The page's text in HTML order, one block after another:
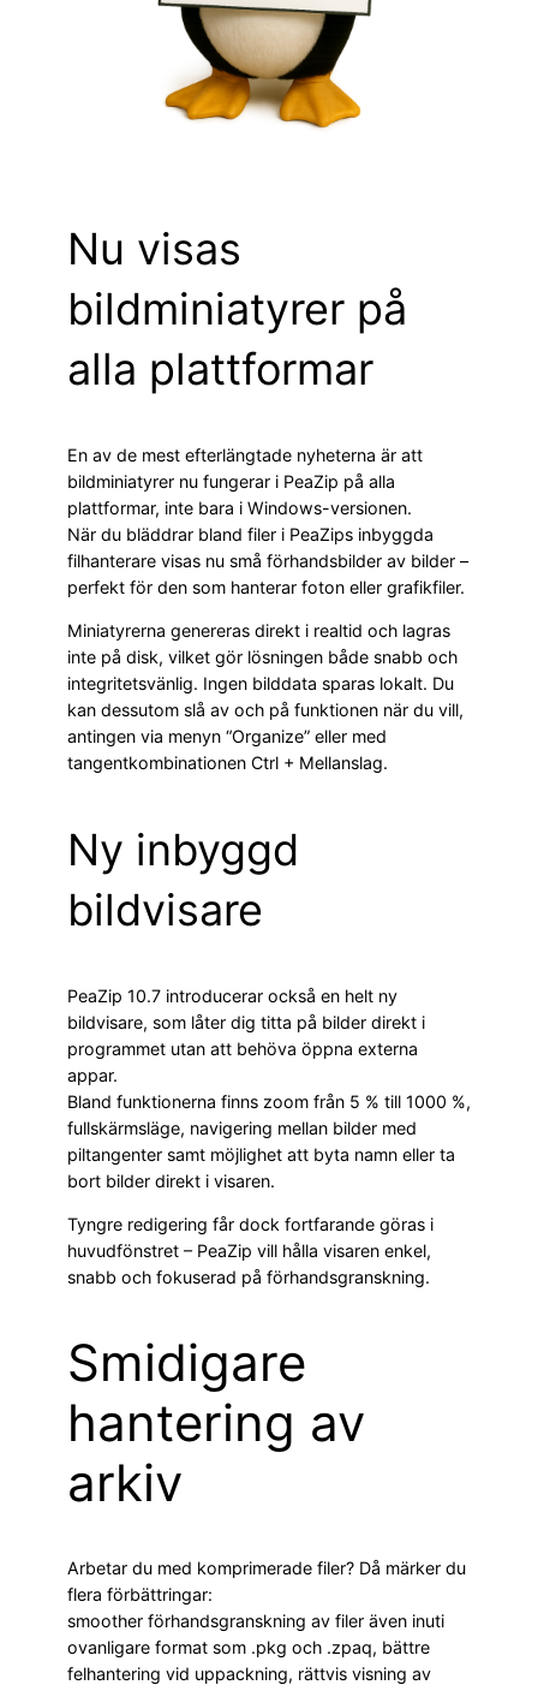
Nu visas
bildminiatyrer på
alla plattformar
En av de mest efterlängtade nyheterna är att
bildminiatyrer nu fungerar i PeaZip på alla
plattformar, inte bara i Windows-versionen.
När du bläddrar bland filer i PeaZips inbyggda
filhanterare visas nu små förhandsbilder av bilder –
perfekt för den som hanterar foton eller grafikfiler.
Miniatyrerna genereras direkt i realtid och lagras
inte på disk, vilket gör lösningen både snabb och
integritetsvänlig. Ingen bilddata sparas lokalt. Du
kan dessutom slå av och på funktionen när du vill,
antingen via menyn “Organize” eller med
tangentkombinationen Ctrl + Mellanslag.
Ny inbyggd
bildvisare
PeaZip 10.7 introducerar också en helt ny
bildvisare, som låter dig titta på bilder direkt i
programmet utan att behöva öppna externa
appar.
Bland funktionerna finns zoom från 5 % till 1000 %,
fullskärmsläge, navigering mellan bilder med
piltangenter samt möjlighet att byta namn eller ta
bort bilder direkt i visaren.
Tyngre redigering får dock fortfarande göras i
huvudfönstret – PeaZip vill hålla visaren enkel,
snabb och fokuserad på förhandsgranskning.
Smidigare
hantering av
arkiv
Arbetar du med komprimerade filer? Då märker du
flera förbättringar:
smoother förhandsgranskning av filer även inuti
ovanligare format som .pkg och .zpaq, bättre
felhantering vid uppackning, rättvis visning av